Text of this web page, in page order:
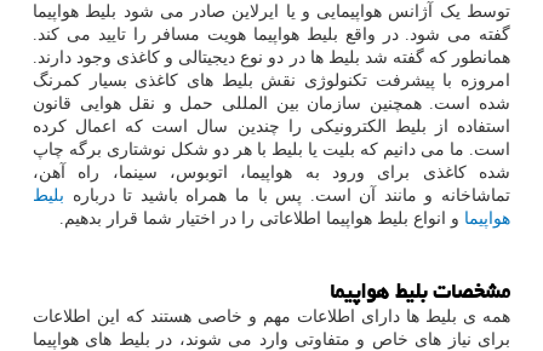
توسط یک آژانس هواپیمایی و یا ایرلاین صادر می شود بلیط هواپیما
گفته می شود. در واقع بلیط هواپیما هویت مسافر را تایید می کند.
همانطور که گفته شد بلیط ها در دو نوع دیجیتالی و کاغذی وجود دارند.
امروزه با پیشرفت تکنولوژی نقش بلیط های کاغذی بسیار کمرنگ
شده است. همچنین سازمان بین المللی حمل و نقل هوایی قانون
استفاده از بلیط الکترونیکی را چندین سال است که اعمال کرده
است. ما می دانیم که بلیت یا بلیط با هر دو شکل نوشتاری برگه چاپ
شده کاغذی برای ورود به هواپیما، اتوبوس، سینما، راه آهن،
تماشاخانه و مانند آن است. پس با ما همراه باشید تا درباره بلیط
هواپیما و انواع بلیط هواپیما اطلاعاتی را در اختیار شما قرار بدهیم.
مشخصات بلیط هواپیما
همه ی بلیط ها دارای اطلاعات مهم و خاصی هستند که این اطلاعات
برای نیاز های خاص و متفاوتی وارد می شوند، در بلیط های هواپیما